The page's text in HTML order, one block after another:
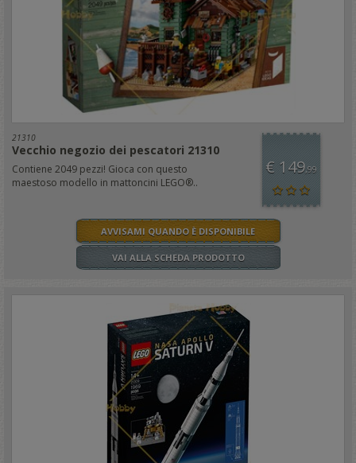
21310
Vecchio negozio dei pescatori 21310
Contiene 2049 pezzi! Gioca con questo
maestoso modello in mattoncini LEGO®..
€ 149,99
AVVISAMI QUANDO È DISPONIBILE
VAI ALLA SCHEDA PRODOTTO